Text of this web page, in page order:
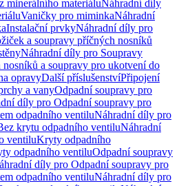
minerálního materiáluNáhradní díly
Vaničky pro miminkaNáhradní
Instalační prvkyNáhradní díly pro
a soupravy příčných nosníků
Náhradní díly pro Soupravy
a soupravy pro ukotvení do
opravyDalší příslušenstvíPřipojení
a vanyOdpadní soupravy pro
díly pro Odpadní soupravy pro
odpadního ventiluNáhradní díly pro
krytu odpadního ventiluNáhradní
ventiluKryty odpadního
odpadního ventiluOdpadní soupravy
díly pro Odpadní soupravy pro
odpadního ventiluNáhradní díly pro